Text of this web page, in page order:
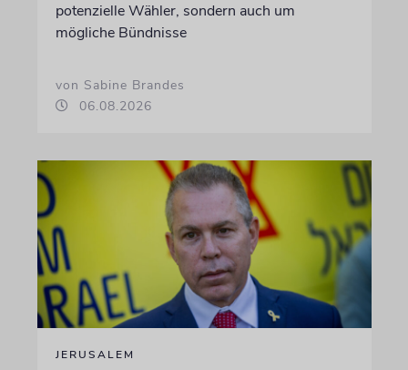
potenzielle Wähler, sondern auch um
mögliche Bündnisse
von Sabine Brandes
06.08.2026
JERUSALEM